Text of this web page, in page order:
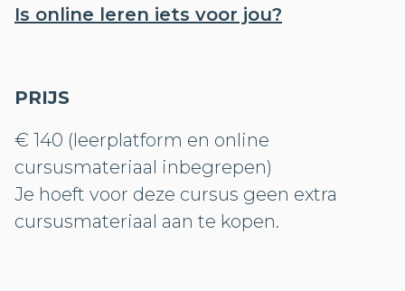
Is online leren iets voor jou?
PRIJS
€ 140 (leerplatform en online
cursusmateriaal inbegrepen)
Je hoeft voor deze cursus geen extra
cursusmateriaal aan te kopen.